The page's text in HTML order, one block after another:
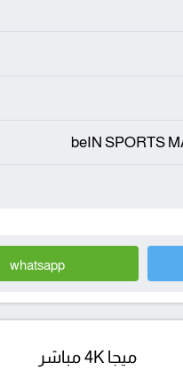
beIN SPORTS
whatsapp
ميجا 4K مباشر